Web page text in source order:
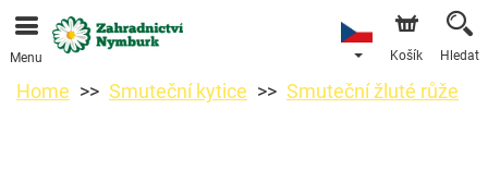
Objednávky přes e-shop přijímáme. Nejbližší možné
doručení je od 11.8.2026 z důvodu dovolené.
Menu Košík Hledat
Home Smuteční kytice Smuteční žluté růže